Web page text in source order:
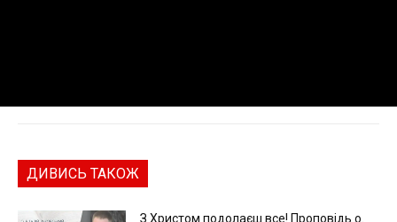
ДИВИСЬ ТАКОЖ
З Христом подолаєш все! Проповідь о.